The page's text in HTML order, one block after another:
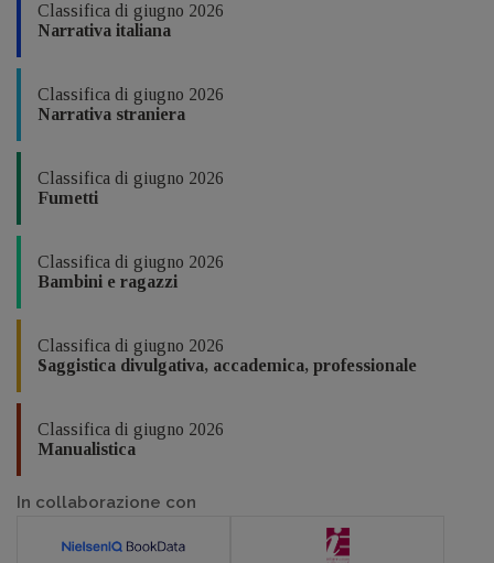
Classifica di giugno 2026
Narrativa italiana
Classifica di giugno 2026
Narrativa straniera
Classifica di giugno 2026
Fumetti
Classifica di giugno 2026
Bambini e ragazzi
Classifica di giugno 2026
Saggistica divulgativa, accademica, professionale
Classifica di giugno 2026
Manualistica
In collaborazione con